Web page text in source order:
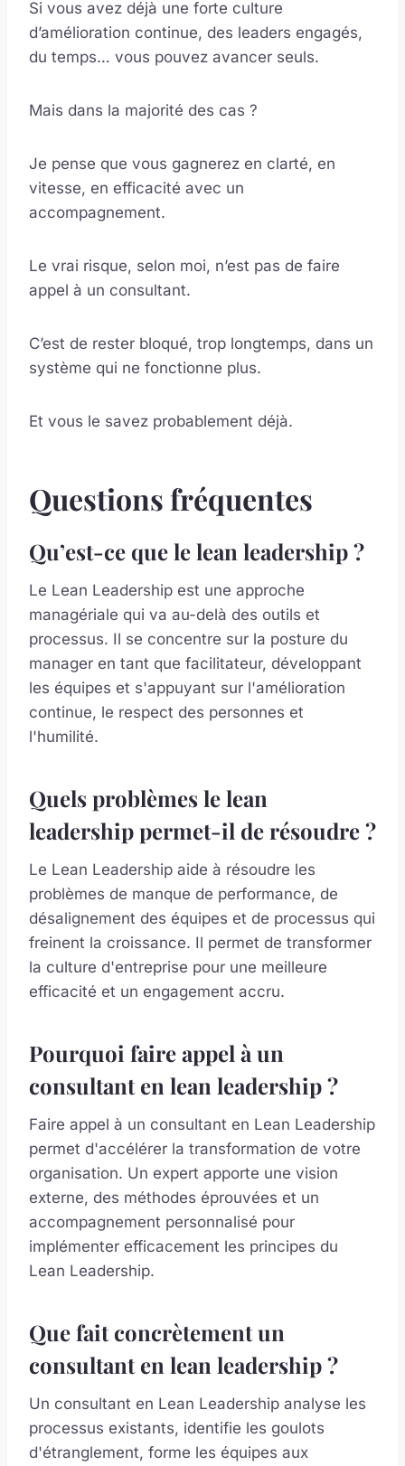
Si vous avez déjà une forte culture
d’amélioration continue, des leaders engagés,
du temps… vous pouvez avancer seuls.
Mais dans la majorité des cas ?
Je pense que vous gagnerez en clarté, en
vitesse, en efficacité avec un
accompagnement.
Le vrai risque, selon moi, n’est pas de faire
appel à un consultant.
C’est de rester bloqué, trop longtemps, dans un
système qui ne fonctionne plus.
Et vous le savez probablement déjà.
Questions fréquentes
Qu’est-ce que le lean leadership ?
Le Lean Leadership est une approche
managériale qui va au-delà des outils et
processus. Il se concentre sur la posture du
manager en tant que facilitateur, développant
les équipes et s'appuyant sur l'amélioration
continue, le respect des personnes et
l'humilité.
Quels problèmes le lean
leadership permet-il de résoudre ?
Le Lean Leadership aide à résoudre les
problèmes de manque de performance, de
désalignement des équipes et de processus qui
freinent la croissance. Il permet de transformer
la culture d'entreprise pour une meilleure
efficacité et un engagement accru.
Pourquoi faire appel à un
consultant en lean leadership ?
Faire appel à un consultant en Lean Leadership
permet d'accélérer la transformation de votre
organisation. Un expert apporte une vision
externe, des méthodes éprouvées et un
accompagnement personnalisé pour
implémenter efficacement les principes du
Lean Leadership.
Que fait concrètement un
consultant en lean leadership ?
Un consultant en Lean Leadership analyse les
processus existants, identifie les goulots
d'étranglement, forme les équipes aux